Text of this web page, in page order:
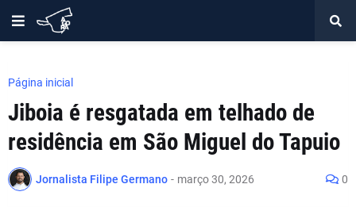
Página inicial
Jiboia é resgatada em telhado de
residência em São Miguel do Tapuio
Jornalista Filipe Germano - março 30, 2026 0